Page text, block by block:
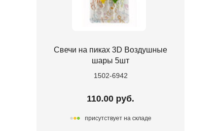
Свечи на пиках 3D Воздушные
шары 5шт
1502-6942
110.00 руб.
присутствует на складе